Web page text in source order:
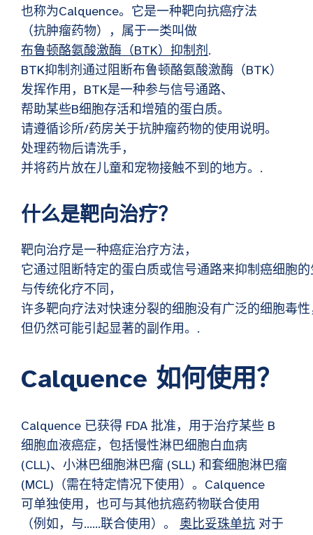
也称为Calquence。它是一种靶向抗癌疗法
（抗肿瘤药物），属于一类叫做
布鲁顿酪氨酸激酶（BTK）抑制剂 .
BTK抑制剂通过阻断布鲁顿酪氨酸激酶（BTK）
发挥作用，BTK是一种参与信号通路、
帮助某些B细胞存活和增殖的蛋白质。
请遵循诊所/药房关于抗肿瘤药物的使用说明。
处理药物后请洗手，
并将药片放在儿童和宠物接触不到的地方。.
什么是靶向治疗？
靶向治疗是一种癌症治疗方法，
它通过阻断特定的蛋白质或信号通路来抑制癌细胞
与传统化疗不同，
许多靶向疗法对快速分裂的细胞没有广泛的细胞毒性
但仍然可能引起显著的副作用。.
Calquence 如何使用？
Calquence 已获得 FDA 批准，用于治疗某些 B
细胞血液癌症，包括慢性淋巴细胞白血病
(CLL)、小淋巴细胞淋巴瘤 (SLL) 和套细胞淋巴瘤
(MCL)（需在特定情况下使用）。Calquence
可单独使用，也可与其他抗癌药物联合使用
（例如，与……联合使用）。 奥比妥珠单抗 对于